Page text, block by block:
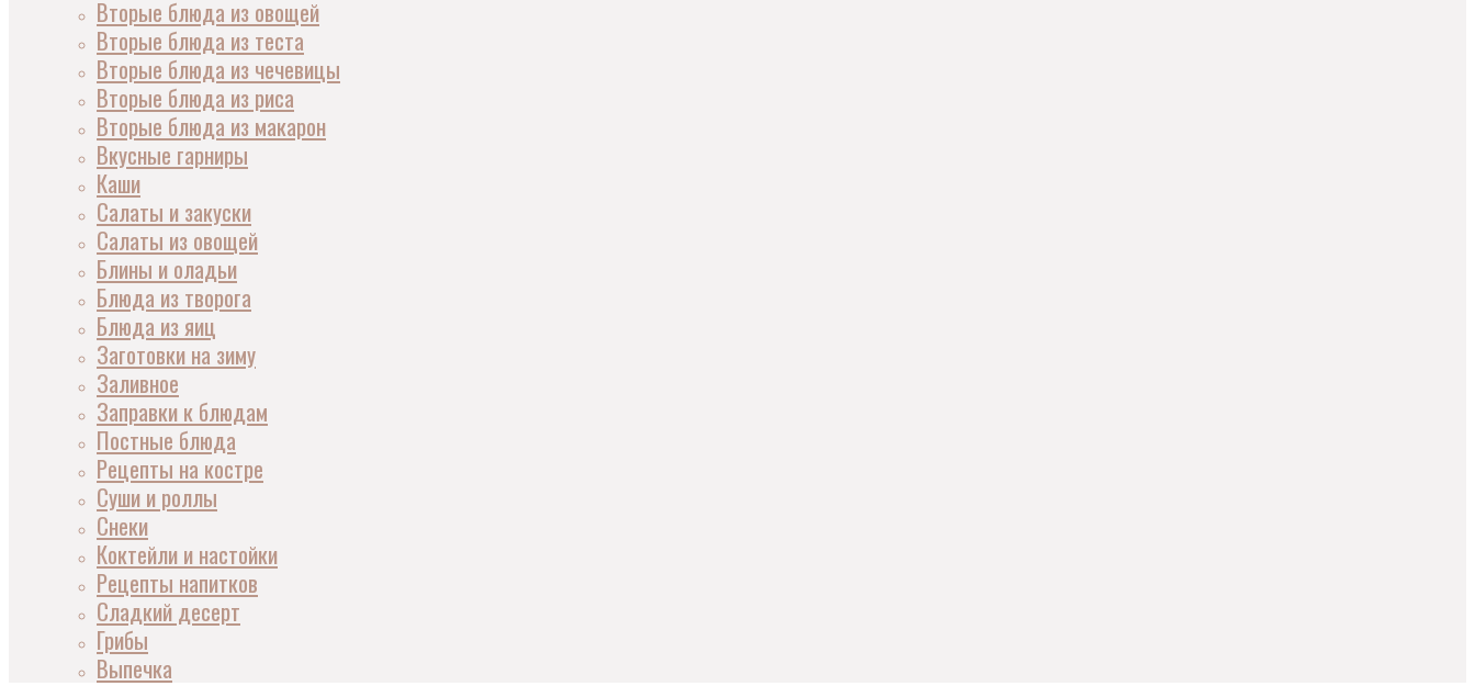
Вторые блюда из овощей
Вторые блюда из теста
Вторые блюда из чечевицы
Вторые блюда из риса
Вторые блюда из макарон
Вкусные гарниры
Каши
Салаты и закуски
Салаты из овощей
Блины и оладьи
Блюда из творога
Блюда из яиц
Заготовки на зиму
Заливное
Заправки к блюдам
Постные блюда
Рецепты на костре
Суши и роллы
Снеки
Коктейли и настойки
Рецепты напитков
Сладкий десерт
Грибы
Выпечка